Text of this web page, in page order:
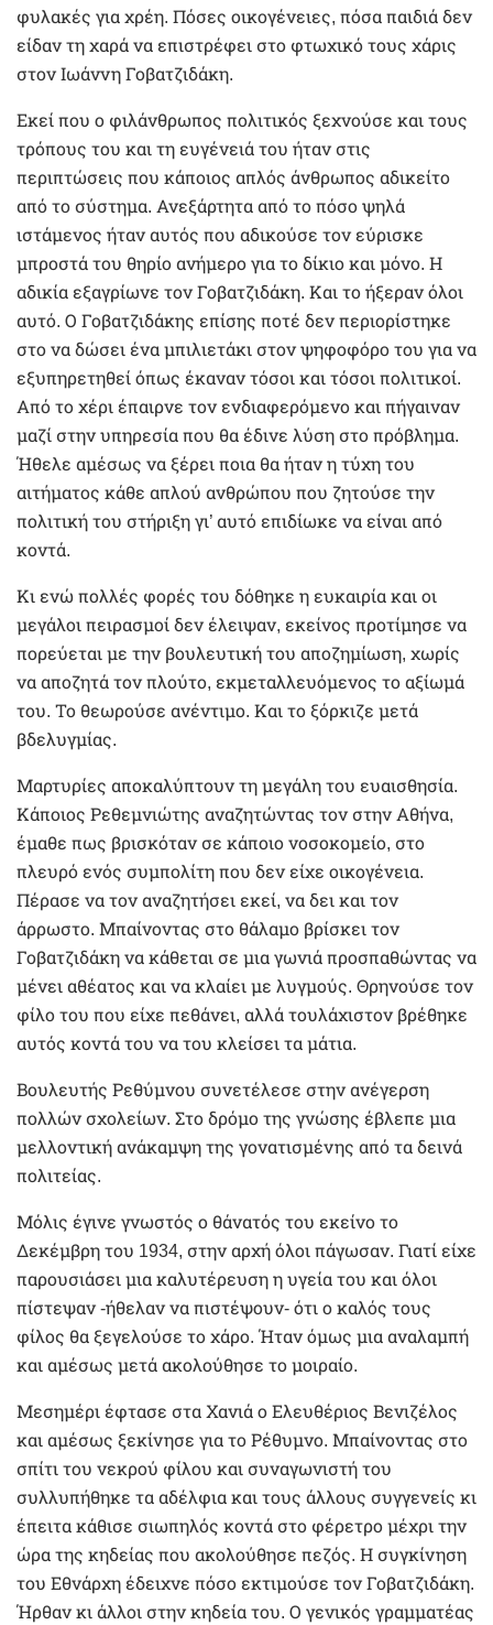
φυλακές για χρέη. Πόσες οικογένειες, πόσα παιδιά δεν
είδαν τη χαρά να επιστρέφει στο φτωχικό τους χάρις
στον Ιωάννη Γοβατζιδάκη.
Εκεί που ο φιλάνθρωπος πολιτικός ξεχνούσε και τους
τρόπους του και τη ευγένειά του ήταν στις
περιπτώσεις που κάποιος απλός άνθρωπος αδικείτο
από το σύστημα. Ανεξάρτητα από το πόσο ψηλά
ιστάμενος ήταν αυτός που αδικούσε τον εύρισκε
μπροστά του θηρίο ανήμερο για το δίκιο και μόνο. Η
αδικία εξαγρίωνε τον Γοβατζιδάκη. Και το ήξεραν όλοι
αυτό. Ο Γοβατζιδάκης επίσης ποτέ δεν περιορίστηκε
στο να δώσει ένα μπιλιετάκι στον ψηφοφόρο του για να
εξυπηρετηθεί όπως έκαναν τόσοι και τόσοι πολιτικοί.
Από το χέρι έπαιρνε τον ενδιαφερόμενο και πήγαιναν
μαζί στην υπηρεσία που θα έδινε λύση στο πρόβλημα.
Ήθελε αμέσως να ξέρει ποια θα ήταν η τύχη του
αιτήματος κάθε απλού ανθρώπου που ζητούσε την
πολιτική του στήριξη γι’ αυτό επιδίωκε να είναι από
κοντά.
Κι ενώ πολλές φορές του δόθηκε η ευκαιρία και οι
μεγάλοι πειρασμοί δεν έλειψαν, εκείνος προτίμησε να
πορεύεται με την βουλευτική του αποζημίωση, χωρίς
να αποζητά τον πλούτο, εκμεταλλευόμενος το αξίωμά
του. Το θεωρούσε ανέντιμο. Και το ξόρκιζε μετά
βδελυγμίας.
Μαρτυρίες αποκαλύπτουν τη μεγάλη του ευαισθησία.
Κάποιος Ρεθεμνιώτης αναζητώντας τον στην Αθήνα,
έμαθε πως βρισκόταν σε κάποιο νοσοκομείο, στο
πλευρό ενός συμπολίτη που δεν είχε οικογένεια.
Πέρασε να τον αναζητήσει εκεί, να δει και τον
άρρωστο. Μπαίνοντας στο θάλαμο βρίσκει τον
Γοβατζιδάκη να κάθεται σε μια γωνιά προσπαθώντας να
μένει αθέατος και να κλαίει με λυγμούς. Θρηνούσε τον
φίλο του που είχε πεθάνει, αλλά τουλάχιστον βρέθηκε
αυτός κοντά του να του κλείσει τα μάτια.
Βουλευτής Ρεθύμνου συνετέλεσε στην ανέγερση
πολλών σχολείων. Στο δρόμο της γνώσης έβλεπε μια
μελλοντική ανάκαμψη της γονατισμένης από τα δεινά
πολιτείας.
Μόλις έγινε γνωστός ο θάνατός του εκείνο το
Δεκέμβρη του 1934, στην αρχή όλοι πάγωσαν. Γιατί είχε
παρουσιάσει μια καλυτέρευση η υγεία του και όλοι
πίστεψαν -ήθελαν να πιστέψουν- ότι ο καλός τους
φίλος θα ξεγελούσε το χάρο. Ήταν όμως μια αναλαμπή
και αμέσως μετά ακολούθησε το μοιραίο.
Μεσημέρι έφτασε στα Χανιά ο Ελευθέριος Βενιζέλος
και αμέσως ξεκίνησε για το Ρέθυμνο. Μπαίνοντας στο
σπίτι του νεκρού φίλου και συναγωνιστή του
συλλυπήθηκε τα αδέλφια και τους άλλους συγγενείς κι
έπειτα κάθισε σιωπηλός κοντά στο φέρετρο μέχρι την
ώρα της κηδείας που ακολούθησε πεζός. Η συγκίνηση
του Εθνάρχη έδειχνε πόσο εκτιμούσε τον Γοβατζιδάκη.
Ήρθαν κι άλλοι στην κηδεία του. Ο γενικός γραμματέας